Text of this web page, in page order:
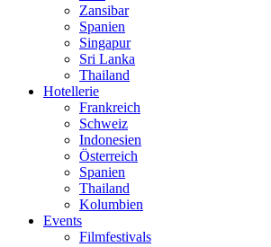
Zansibar
Spanien
Singapur
Sri Lanka
Thailand
Hotellerie
Frankreich
Schweiz
Indonesien
Österreich
Spanien
Thailand
Kolumbien
Events
Filmfestivals